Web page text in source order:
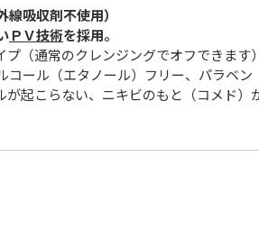
線吸収剤不使用）
ＰＶ技術を採用。
（通常のクレンジングでオフできます）
ール（エタノール）フリー、パラベ
が起こらない、ニキビのもと（コメド）